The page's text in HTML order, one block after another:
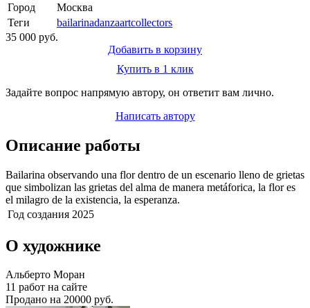
Город
Москва
Теги
bailarinadanzaartcollectors
35 000 руб.
Добавить в корзину
Купить в 1 клик
Задайте вопрос напрямую автору, он ответит вам лично.
Написать автору
Описание работы
Bailarina observando una flor dentro de un escenario lleno de grietas
que simbolizan las grietas del alma de manera metáforica, la flor es
el milagro de la existencia, la esperanza.
Год создания 2025
О художнике
Альберто Моран
11 работ на сайте
Продано на 20000 руб.